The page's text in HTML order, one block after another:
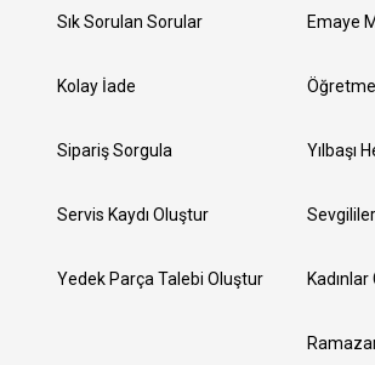
Sık Sorulan Sorular
Kolay İade
Sipariş Sorgula
Servis Kaydı Oluştur
Yedek Parça Talebi Oluştur
Emaye
Yılbaşı